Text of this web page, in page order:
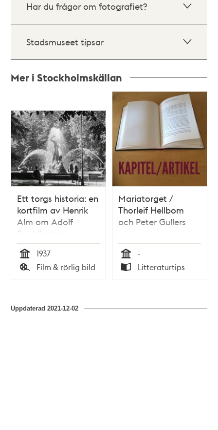
Har du frågor om fotografiet?
Stadsmuseet tipsar
Mer i Stockholmskällan
och
teman
Ett torgs historia: en
kortfilm av Henrik
Alm om Adolf
Fredriks torg
(Mariatorget)
Tid
1937
Typ
Film & rörlig bild
Mariatorget /
Thorleif Hellbom
och Peter Gullers
Tid
-
Typ
Litteraturtips
Uppdaterad2021-12-02